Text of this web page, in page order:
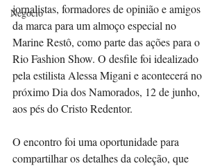
Negocio
jornalistas, formadores de opinião e amigos
da marca para um almoço especial no
Marine Restô, como parte das ações para o
Rio Fashion Show. O desfile foi idealizado
pela estilista Alessa Migani e acontecerá no
próximo Dia dos Namorados, 12 de junho,
aos pés do Cristo Redentor.
O encontro foi uma oportunidade para
compartilhar os detalhes da coleção, que